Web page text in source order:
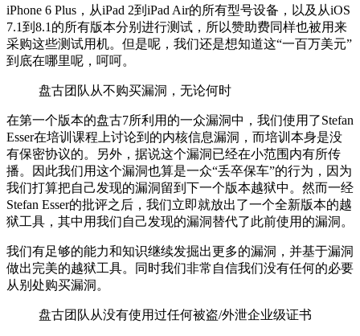
iPhone 6 Plus，从iPad 2到iPad Air的所有型号设备，以及从iOS
7.1到8.1的所有版本分别进行测试，所以赞助费同样也被用来
采购这些测试用机。但是呢，我们还是想知道这“一百万美元”
到底在哪里呢，呵呵。
盘古团队从不购买漏洞，无论何时
在第一个版本的盘古7所利用的一众漏洞中，我们使用了Stefan
Esser在培训课程上讨论到的内核信息漏洞，而培训本身是没
有保密协议的。另外，据说这个漏洞已经在小范围内有所传
播。因此我们用这个漏洞也算是一众“丢卒保车”的行为，因为
我们打算把自己发现的漏洞留到下一个版本越狱中。然而一经
Stefan Esser的批评之后，我们立即就放出了一个全新版本的越
狱工具，其中用我们自己发现的漏洞替代了此前使用的漏洞。
我们有足够的能力和知识继续发掘出更多的漏洞，并基于漏洞
做出完美的越狱工具。同时我们非常自信我们没有任何的必要
从别处购买漏洞。
盘古团队从没有使用过任何被盗/外泄企业级证书